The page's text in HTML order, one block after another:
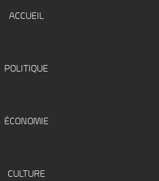
ACCUEIL
POLITIQUE
ÉCONOMIE
CULTURE